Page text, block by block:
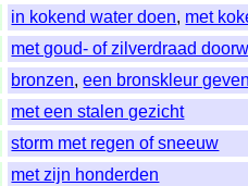
in kokend water doen, met
met goud- of zilverdraad
bronzen,een bronskleur
met een stalen gezicht
storm met regen of sneeuw
met zijn honderden